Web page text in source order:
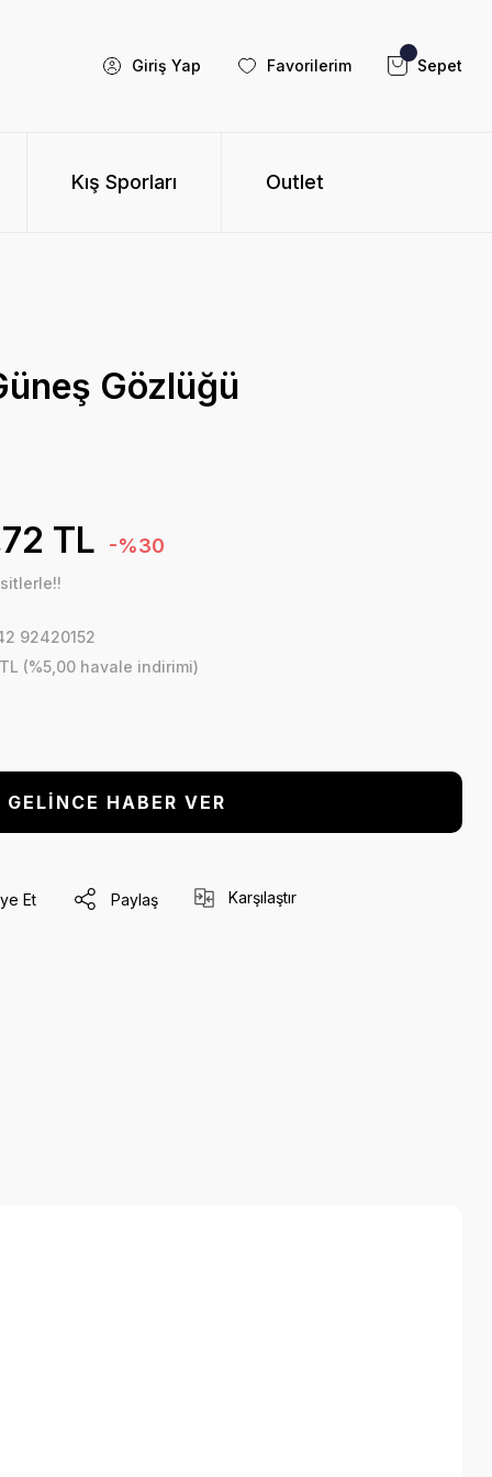
Giriş Yap Favorilerim Sepet
Kış Sporları Outlet
Gözlüğü
TL -%30
92420152
(%5,00 havale indirimi)
GELİNCE HABER VER
Et Paylaş Karşılaştır